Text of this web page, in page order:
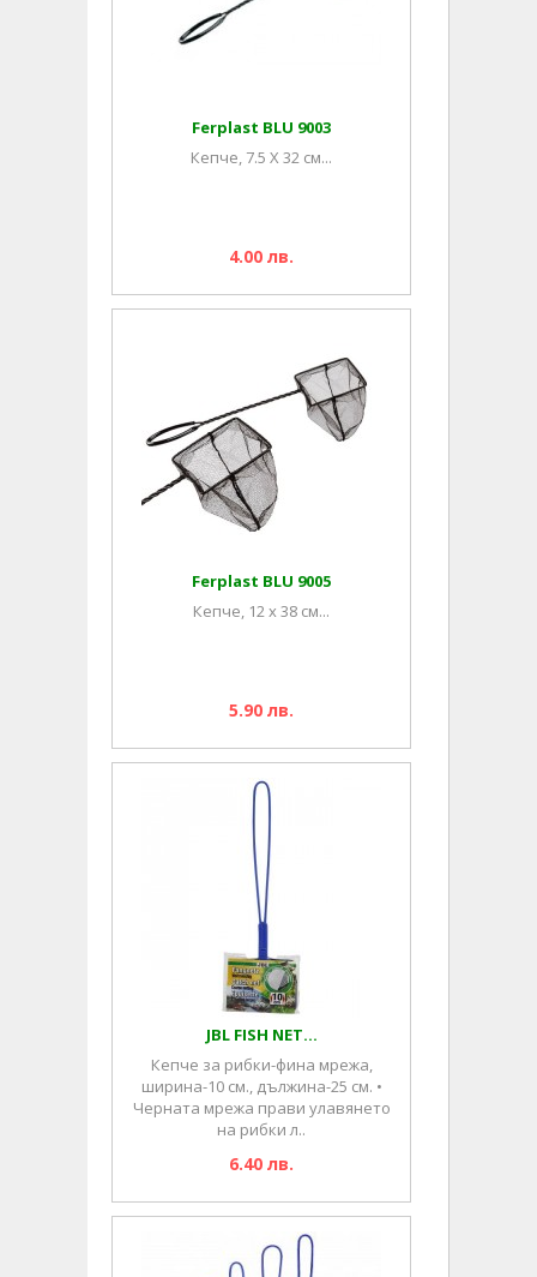
Ferplast BLU 9003
Кепче, 7.5 X 32 см...
4.00 лв.
Ferplast BLU 9005
Кепче, 12 x 38 см...
5.90 лв.
JBL FISH NET...
Кепче за рибки-фина мрежа,
ширина-10 см., дължина-25 см. •
Черната мрежа прави улавянето
на рибки л..
6.40 лв.